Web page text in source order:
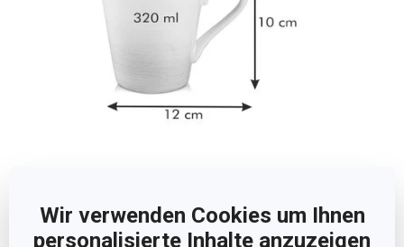
Wir verwenden Cookies um Ihnen
personalisierte Inhalte anzuzeigen
PRODUKTHÖHE (CM) 10